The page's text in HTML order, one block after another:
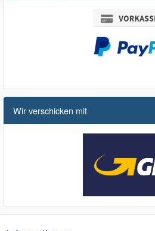
Wir verschicken mit